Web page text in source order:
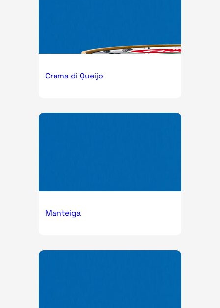
Crema di Queijo
Manteiga